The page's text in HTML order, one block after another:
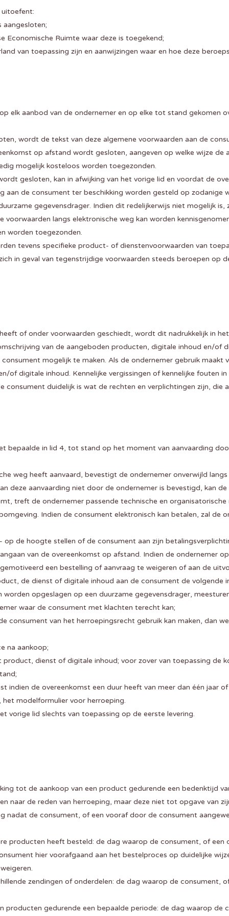
uitoefent:
Ruimte waar deze is toegekend;
van toepassing zijn en aanwijzingen waar en hoe deze
elk aanbod van de ondernemer en op elke tot stand gekomen
wordt de tekst van deze algemene voorwaarden aan de
op afstand wordt gesloten, aangeven op welke wijze de
mogelijk kosteloos worden toegezonden.
gesloten, kan in afwijking van het vorige lid en voordat de
aan de consument ter beschikking worden gesteld op
gegevensdrager. Indien dit redelijkerwijs niet mogelijk
voorwaarden langs elektronische weg kan worden
worden toegezonden.
tevens specifieke product- of dienstenvoorwaarden van
in geval van tegenstrijdige voorwaarden steeds beroepen op
of onder voorwaarden geschiedt, wordt dit nadrukkelijk in
van de aangeboden producten, digitale inhoud en/of
mogelijk te maken. Als de ondernemer gebruik maakt
of digitale inhoud. Kennelijke vergissingen of kennelijke fouten
duidelijk is wat de rechten en verplichtingen zijn, die
bepaalde in lid 4, tot stand op het moment van aanvaarding
weg heeft aanvaard, bevestigt de ondernemer onverwijld
deze aanvaarding niet door de ondernemer is bevestigd, kan
treft de ondernemer passende technische en
Indien de consument elektronisch kan betalen, zal de
op de hoogte stellen of de consument aan zijn
van de overeenkomst op afstand. Indien de ondernemer
een bestelling of aanvraag te weigeren of aan de
de dienst of digitale inhoud aan de consument de
opgeslagen op een duurzame gegevensdrager,
waar de consument met klachten terecht kan;
consument van het herroepingsrecht gebruik kan maken, dan
na aankoop;
dienst of digitale inhoud; voor zover van toepassing de
de overeenkomst een duur heeft van meer dan één jaar
modelformulier voor herroeping.
vorige lid slechts van toepassing op de eerste levering.
tot de aankoop van een product gedurende een bedenktijd
naar de reden van herroeping, maar deze niet tot opgave van
nadat de consument, of een vooraf door de consument
producten heeft besteld: de dag waarop de consument, of
hier voorafgaand aan het bestelproces op duidelijke
zendingen of onderdelen: de dag waarop de consument,
gedurende een bepaalde periode: de dag waarop de